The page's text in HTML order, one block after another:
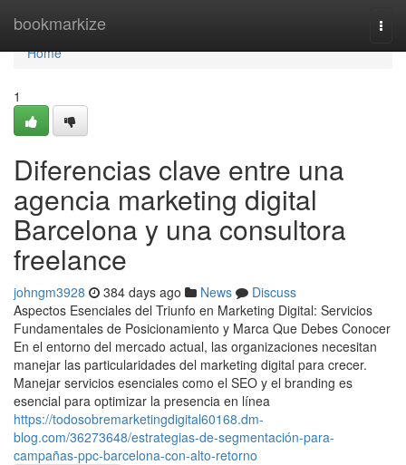
bookmarkize
Home
Home
1
Diferencias clave entre una
agencia marketing digital
Barcelona y una consultora
freelance
johngm3928 384 days ago News
Discuss
Aspectos Esenciales del Triunfo en Marketing Digital: Servicios
Fundamentales de Posicionamiento y Marca Que Debes Conocer
En el entorno del mercado actual, las organizaciones necesitan
manejar las particularidades del marketing digital para crecer.
Manejar servicios esenciales como el SEO y el branding es
esencial para optimizar la presencia en línea
https://todosobremarketingdigital60168.dm-
blog.com/36273648/estrategias-de-segmentación-para-
campañas-ppc-barcelona-con-alto-retorno